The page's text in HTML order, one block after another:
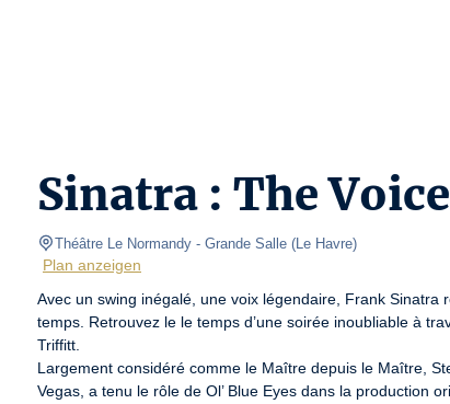
Sinatra : The
Théâtre Le Normandy - Grande Salle (Le Havre)
Plan anzeigen
Avec un swing inégalé, une voix légendaire, Frank
temps. Retrouvez le le temps d’une soirée inoubliable à
Triffitt.
Largement considéré comme le Maître depuis le Maître,
Vegas, a tenu le rôle de Ol’ Blue Eyes dans la production